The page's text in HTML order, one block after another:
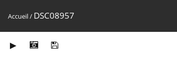
Accueil/ DSC08957